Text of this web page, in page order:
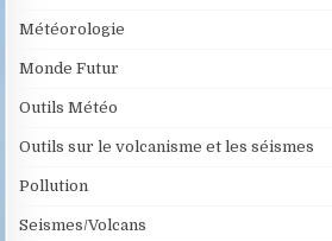
Météorologie
Monde Futur
Outils Météo
Outils sur le volcanisme et les séismes
Pollution
Seismes/Volcans